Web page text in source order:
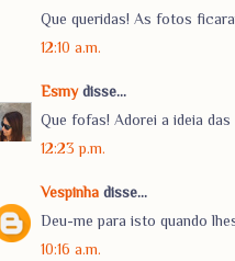
Que queridas! As fotos
12:10 a.m.
Esmydisse...
Que fofas! Adorei a ideia
12:23 p.m.
Vespinha disse...
Deu-me para isto quando
10:16 a.m.